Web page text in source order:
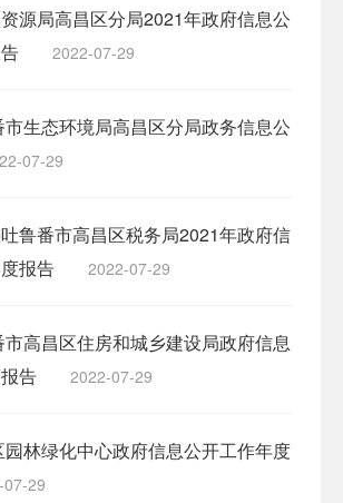
源局高昌区分局2021年政府信息公
2022-07-29
生态环境局高昌区分局政务信息公
07-29
鲁番市高昌区税务局2021年政府信
报告
2022-07-29
高昌区住房和城乡建设局政府信息
告
2022-07-29
林绿化中心政府信息公开工作年度
29